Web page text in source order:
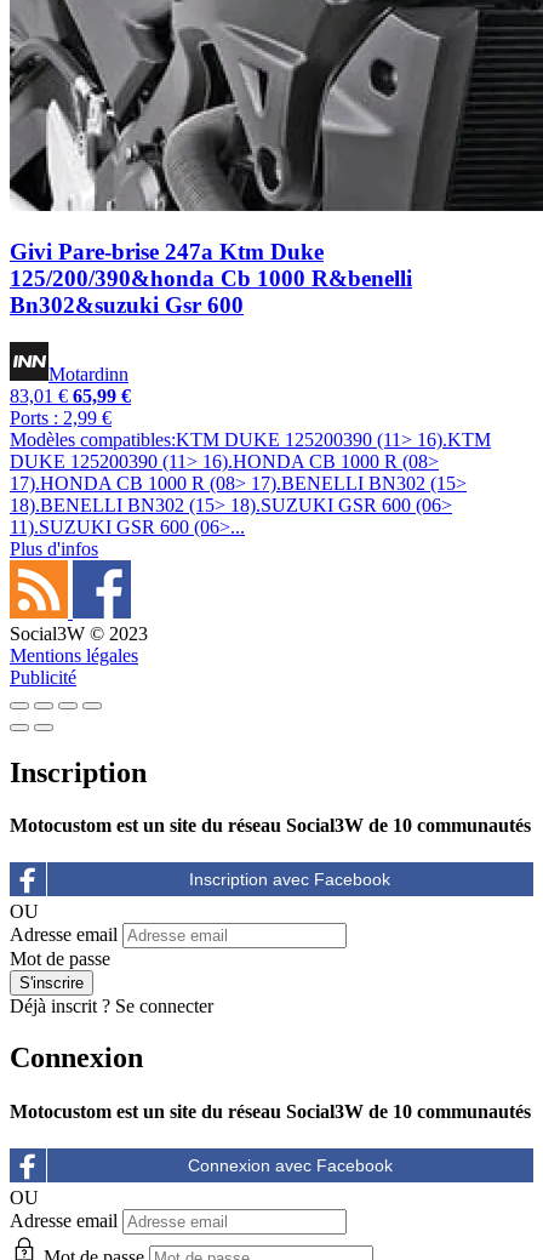
Givi Pare-brise 247a Ktm Duke
125/200/390&honda Cb 1000 R&benelli
Bn302&suzuki Gsr 600
Motardinn
83,01 € 65,99 €
Ports : 2,99 €
Modèles compatibles:KTM DUKE 125200390 (11> 16).KTM
DUKE 125200390 (11> 16).HONDA CB 1000 R (08>
17).HONDA CB 1000 R (08> 17).BENELLI BN302 (15>
18).BENELLI BN302 (15> 18).SUZUKI GSR 600 (06>
11).SUZUKI GSR 600 (06>...
Plus d'infos
Social3W © 2023
Mentions légales
Publicité
Inscription
Motocustom est un site du réseau Social3W de 10 communautés
OU
Adresse email
Mot de passe
Déjà inscrit ? Se connecter
Connexion
Motocustom est un site du réseau Social3W de 10 communautés
OU
Adresse email